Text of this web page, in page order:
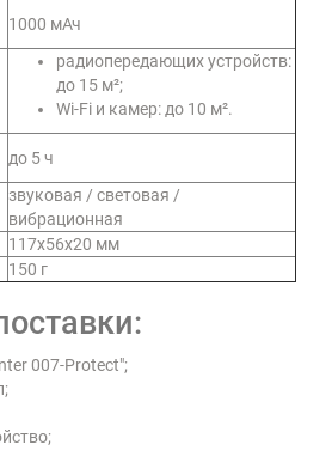
1000 мАч
радиопередающих устройств:
до 15 м²;
Wi-Fi и камер: до 10 м².
до 5 ч
звуковая / световая /
вибрационная
117х56х20 мм
150 г
007-Protect";